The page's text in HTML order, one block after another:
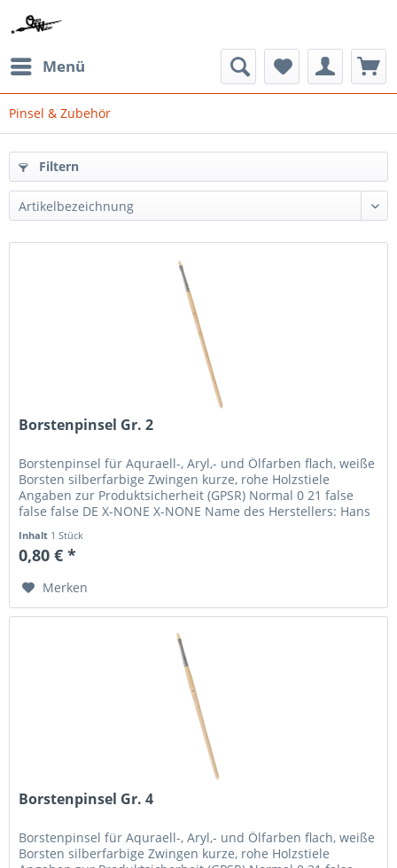
Menü
Pinsel & Zubehör
Filtern
Borstenpinsel Gr. 2
Borstenpinsel für Aquraell-, Aryl,- und Ölfarben flach, weiße
Borsten silberfarbige Zwingen kurze, rohe Holzstiele
Angaben zur Produktsicherheit (GPSR) Normal 0 21 false
false false DE X-NONE X-NONE Name des Herstellers: Hans
Inhalt 1 Stück
0,80 € *
Merken
Borstenpinsel Gr. 4
Borstenpinsel für Aquraell-, Aryl,- und Ölfarben flach, weiße
Borsten silberfarbige Zwingen kurze, rohe Holzstiele